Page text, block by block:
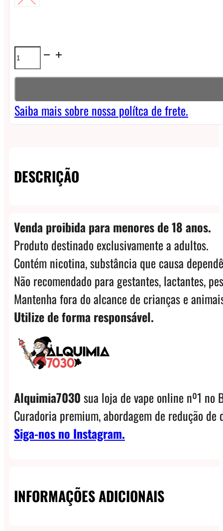
Líquido
Zomo
Freebase
-
quantidade
Saiba mais sobre nossa polítca de frete.
DESCRIÇÃO
Venda proibida para menores de 18 anos.
Produto destinado exclusivamente a adultos.
Contém nicotina, substância que causa
Não recomendado para gestantes, lactantes,
Mantenha fora do alcance de crianças e
Utilize de forma responsável.
Alquimia7030sua loja de vape online nº1 no
Curadoria premium, abordagem de redução
Siga-nos no Instagram.
INFORMAÇÕES ADICIONAIS